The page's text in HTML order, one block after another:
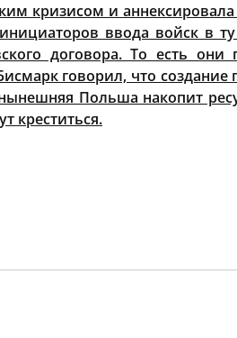
кризисом и
ввода войск в
договора. То есть
говорил, что создание
Польша накопит
креститься.